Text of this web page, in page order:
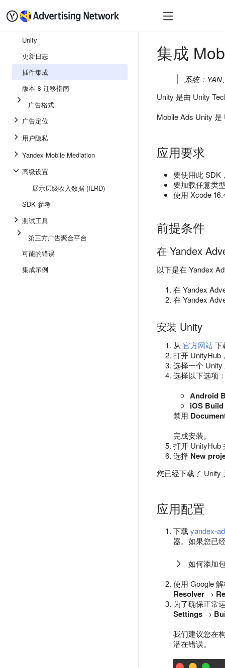
快速入门
Unity
更新日志
插件集成
版本 8 迁移指南
广告格式
广告定位
用户隐私
Yandex Mobile Mediation
高级设置
展示层级收入数据 (ILRD)
SDK 参考
测试工具
第三方广告聚合平台
可能的错误
集成示例
集成
系统：YAN
Unity 是由 Unity
Mobile Ads Unity
应用要求
要使用此 SDK
要加载任意类
使用 Xcode
前提条件
在 Yandex
以下是在 Yandex
在 Yandex
在 Yandex
安装 Unity
从 官方网站下
打开 UnityHub
选择一个
选择以下选项
Android
iOS
禁用
完成安装。
打开 UnityHub
选择 New
您已经下载了 Unity
应用配置
下载 yandex-
器。如果您已
如何添加
使用 Google
Resolver →
为了确保正常
Settings →
我们建议您在
潜在错误。